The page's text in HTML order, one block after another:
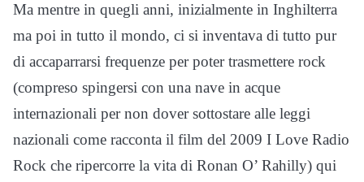
Ma mentre in quegli anni, inizialmente in Inghilterra
ma poi in tutto il mondo, ci si inventava di tutto pur
di accaparrarsi frequenze per poter trasmettere rock
(compreso spingersi con una nave in acque
internazionali per non dover sottostare alle leggi
nazionali come racconta il film del 2009 I Love Radio
Rock che ripercorre la vita di Ronan O’ Rahilly) qui